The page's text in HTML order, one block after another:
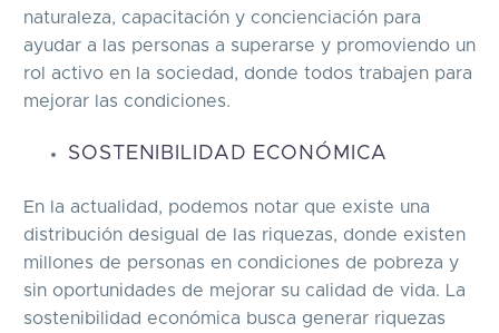
naturaleza, capacitación y concienciación para
ayudar a las personas a superarse y promoviendo un
rol activo en la sociedad, donde todos trabajen para
mejorar las condiciones.
SOSTENIBILIDAD ECONÓMICA
En la actualidad, podemos notar que existe una
distribución desigual de las riquezas, donde existen
millones de personas en condiciones de pobreza y
sin oportunidades de mejorar su calidad de vida. La
sostenibilidad económica busca generar riquezas